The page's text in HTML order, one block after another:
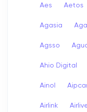
Aes Aetos
Agasia
Agsso
Ahio Digital
Ainol
Airlink